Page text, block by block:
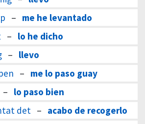
– me he levantado
– lo he dicho
– llevo
– me lo paso guay
– lo paso bien
det – acabo de recogerlo